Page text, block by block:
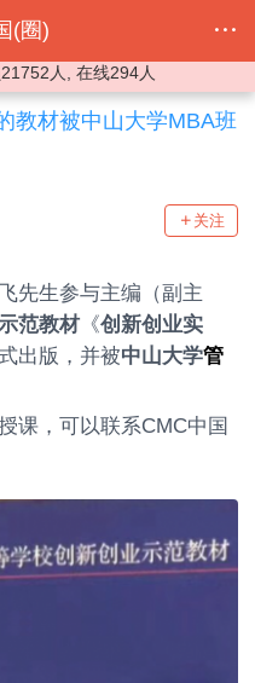
(圈)
人, 在线294人
教材被中山大学MBA班
关注
先生参与主编（副主
范教材《创新创业实
出版，并被中山大学管
课，可以联系CMC中国